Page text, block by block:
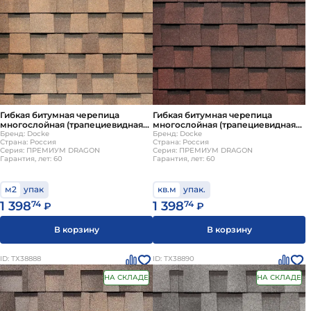
Гибкая битумная черепица
многослойная (трапециевидная
нарезка) Docke ПРЕМИУМ
DRAGON Савоярди
Бренд: Docke
Страна: Россия
Серия: ПРЕМИУМ DRAGON
Гарантия, лет: 60
м2 упак
1 39874 ₽
В корзину
Гибкая битумная черепица
многослойная (трапециевидная
нарезка) Docke ПРЕМИУМ
DRAGON Зрелый каштан
Бренд: Docke
Страна: Россия
Серия: ПРЕМИУМ DRAGON
Гарантия, лет: 60
кв.м упак.
1 39874 ₽
В корзину
ID: ТХ38888
НА СКЛАДЕ
ID: ТХ38890
НА СКЛАДЕ